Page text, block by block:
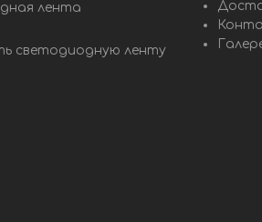
лента
светодиодную ленту